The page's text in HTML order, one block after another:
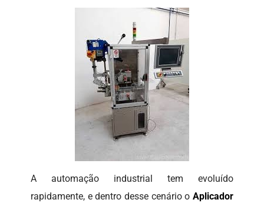
A automação industrial tem evoluído
rapidamente, e dentro desse cenário o Aplicador